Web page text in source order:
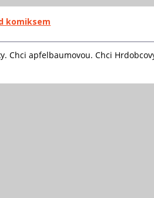
komiksem
Chci apfelbaumovou. Chci